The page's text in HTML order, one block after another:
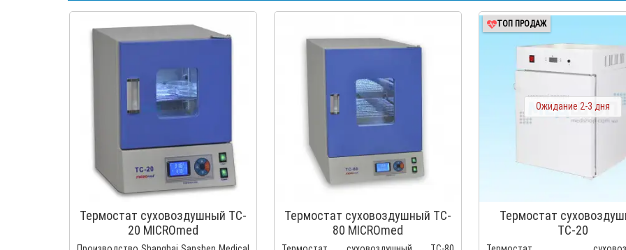
Термостат суховоздушный TC-
20 MICROmed
Термостат суховоздушный TC-
80 MICROmed
ТОП ПРОДАЖ
Ожидание 2-3 дня
Термостат
ТС-20